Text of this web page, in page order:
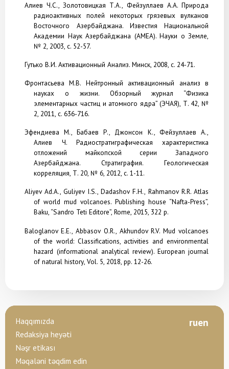
Алиев Ч.С., Золотовицкая Т.А., Фейзуллаев А.А. Природа
радиоактивных полей некоторых грязевых вулканов
Восточного Азербайджана. Известия Нацио­нальной
Академии Наук Азербайджана (AMEA). Науки о Земле,
№ 2, 2003, с. 52-57.
Гутько В.И. Активационный Анализ. Минск, 2008, c. 24-71.
Фронтасьева М.В. Нейтронный активационный анализ в
науках о жизни. Обзорный журнал “Физика
элементарных частиц и атомного ядра” (ЭЧАЯ), Т. 42, №
2, 2011, с. 636-716.
Эфендиева М., Бабаев Р., Джонсон К., Фейзуллаев А.,
Алиев Ч. Радиостратиграфическая характеристика
отложений майкопской серии Западного
Азербайджана. Стратиграфия. Геологическая
корреляция, Т. 20, № 6, 2012, с. 1-11.
Aliyev Ad.A., Guliyev I.S.,Dadashov F.H., Rahmanov R.R.Atlas
of world mud volcanoes.Publishing house “Nafta-Press”,
Baku, “Sandro Teti Editore”, Rome, 2015, 322 p.
Baloglanov E.E., Abbasov O.R., Akhundov R.V. Mud volcanoes
of the world: Classifications, activities and environmental
hazard (informational analytical review). European journal
of natural history,Vol. 5, 2018,pp. 12-26.
ruen
Haqqımızda
Redaksiya heyəti
Nəşr etikası
Məqaləni təqdim edin